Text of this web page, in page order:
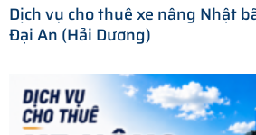
Dịch vụ cho thuê xe nâng Nhật
Đại An (Hải Dương)